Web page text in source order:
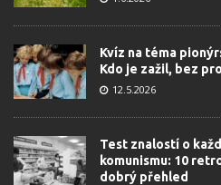
Kvíz na téma
Kdo je zažil, bez
12.5.2026
Test znalostí o
komunismu: 10
dobrý přehled